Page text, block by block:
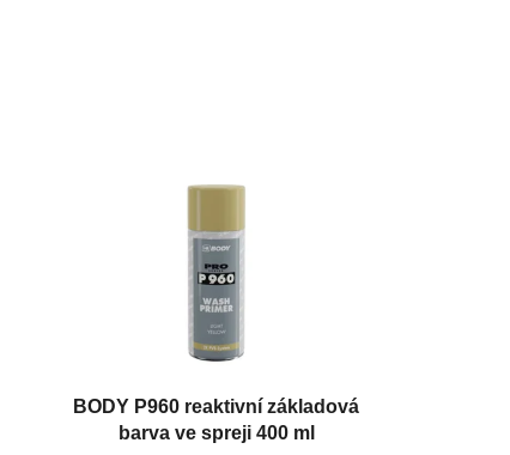
BODY P960 reaktivní základová
barva ve spreji 400 ml